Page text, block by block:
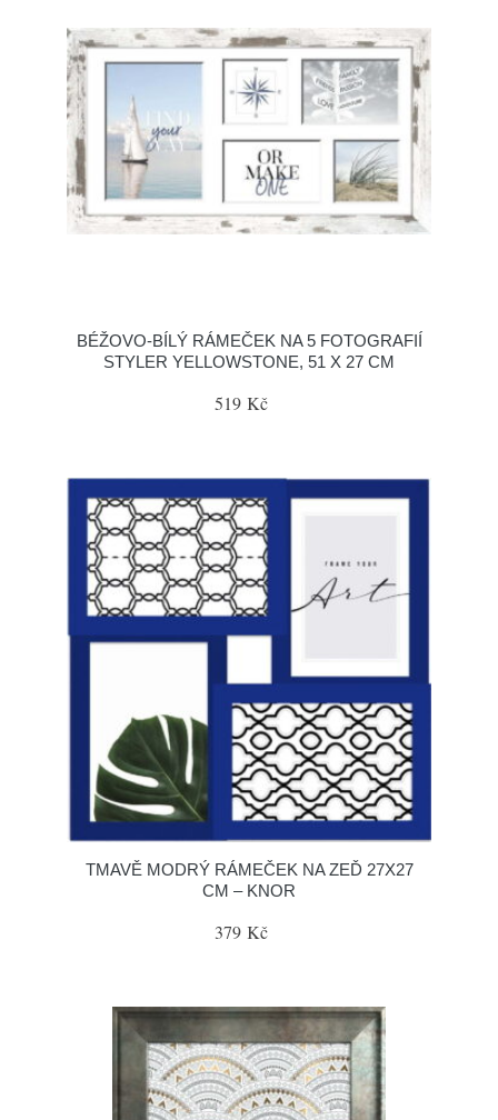
BÉŽOVO-BÍLÝ RÁMEČEK NA 5 FOTOGRAFIÍ
STYLER YELLOWSTONE, 51 X 27 CM
519 Kč
TMAVĚ MODRÝ RÁMEČEK NA ZEĎ 27X27
CM – KNOR
379 Kč